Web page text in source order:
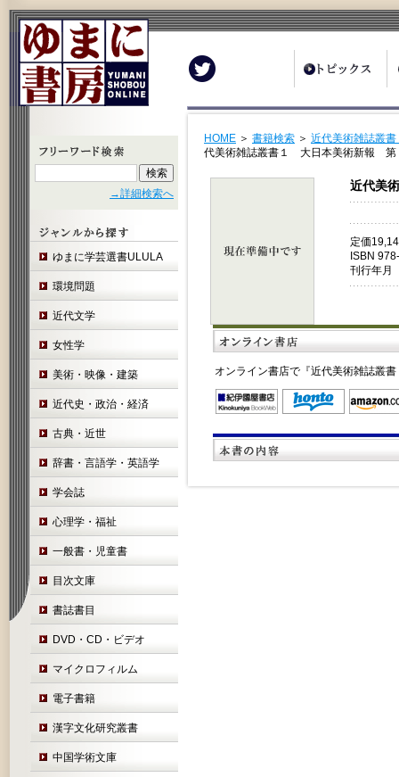
→詳細検索へ
ゆまに学芸選書ULULA
環境問題
近代文学
女性学
美術・映像・建築
近代史・政治・経済
古典・近世
辞書・言語学・英語学
学会誌
心理学・福祉
一般書・児童書
目次文庫
書誌書目
DVD・CD・ビデオ
マイクロフィルム
電子書籍
漢字文化研究叢書
中国学術文庫
HOME ＞ 書籍検索 ＞ 近代美術雑誌叢
代美術雑誌叢書１ 大日本美術新報 第
近代美
定価
ISBN
刊行年
オンライン書店で『近代美術雑誌叢